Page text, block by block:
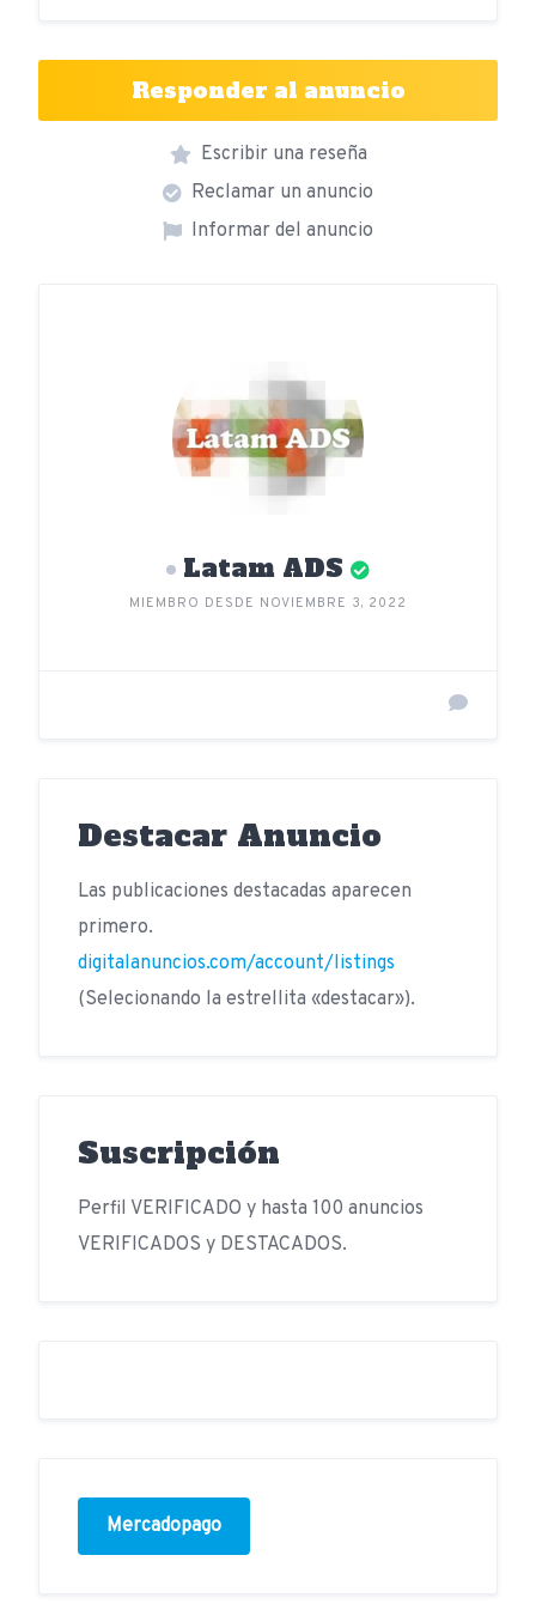
Responder al anuncio
Escribir una reseña
Reclamar un anuncio
Informar del anuncio
Latam ADS
MIEMBRO DESDE NOVIEMBRE 3, 2022
Destacar Anuncio
Las publicaciones destacadas aparecen
primero.
digitalanuncios.com/account/listings
(Selecionando la estrellita «destacar»).
Suscripción
Perfil VERIFICADO y hasta 100 anuncios
VERIFICADOS y DESTACADOS.
Mercadopago